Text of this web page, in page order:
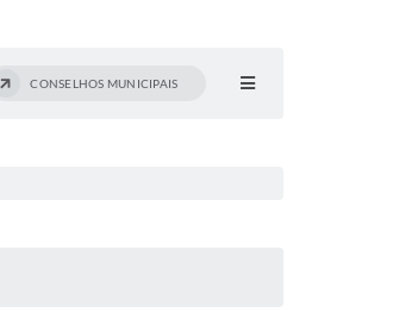
CONSELHOS MUNICIPAIS